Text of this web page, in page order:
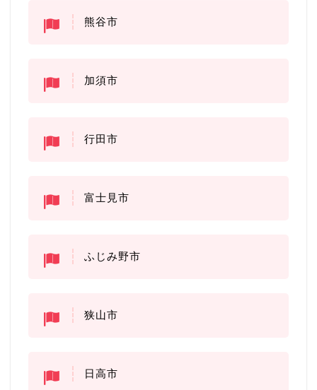
熊谷市
加須市
行田市
富士見市
ふじみ野市
狭山市
日高市